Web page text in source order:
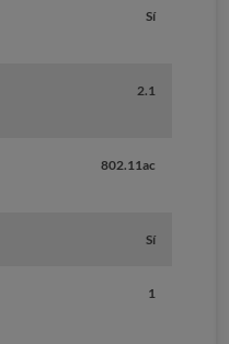
Sí
2.1
802.11ac
Sí
1